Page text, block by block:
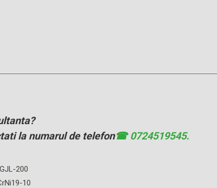
la numarul de telefon☎ 0724519545.
200
10